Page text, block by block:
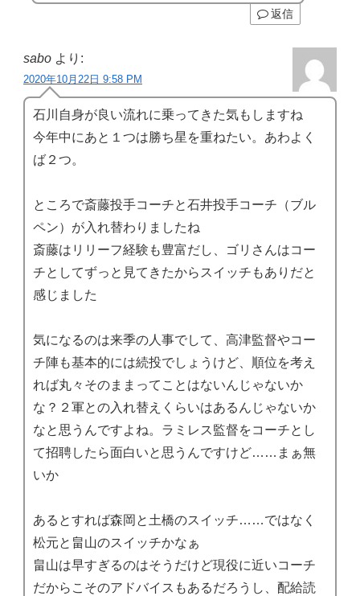
返信
sabo より:
2020年10月22日 9:58 PM
石川自身が良い流れに乗ってきた気もしますね
今年中にあと１つは勝ち星を重ねたい。あわよく
ば２つ。
ところで斎藤投手コーチと石井投手コーチ（ブル
ペン）が入れ替わりましたね
斎藤はリリーフ経験も豊富だし、ゴリさんはコー
チとしてずっと見てきたからスイッチもありだと
感じました
気になるのは来季の人事でして、高津監督やコー
チ陣も基本的には続投でしょうけど、順位を考え
れば丸々そのままってことはないんじゃないか
な？２軍との入れ替えくらいはあるんじゃないか
なと思うんですよね。ラミレス監督をコーチとし
て招聘したら面白いと思うんですけど……まぁ無
いか
あるとすれば森岡と土橋のスイッチ……ではなく
松元と畠山のスイッチかなぁ
畠山は早すぎるのはそうだけど現役に近いコーチ
だからこそのアドバイスもあるだろうし、配給読